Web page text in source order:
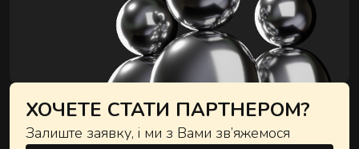
ХОЧЕТЕ СТАТИ ПАРТНЕРОМ?
Залиште заявку, і ми з Вами зв’яжемося